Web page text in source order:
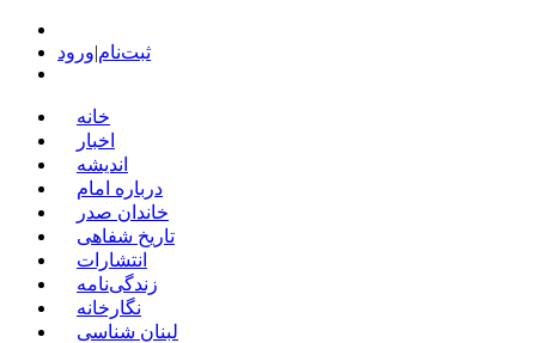
ثبت‌نام|ورود
خانه
اخبار
اندیشه
درباره امام
خاندان صدر
تاریخ شفاهی
انتشارات
زندگی‌نامه
نگارخانه
لبنان شناسی